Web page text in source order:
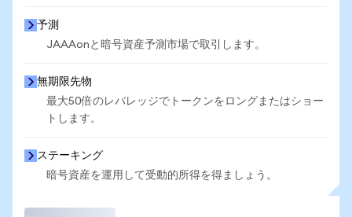
予測
JAAAonと暗号資産予測市場で取引します。
無期限先物
最大50倍のレバレッジでトークンをロングまたはショー
トします。
ステーキング
暗号資産を運用して受動的所得を得ましょう。